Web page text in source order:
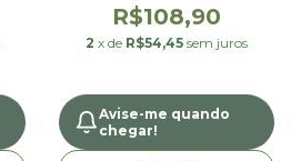
R$108,90
2 x de R$54,45 sem juros
Avise-me quando
chegar!